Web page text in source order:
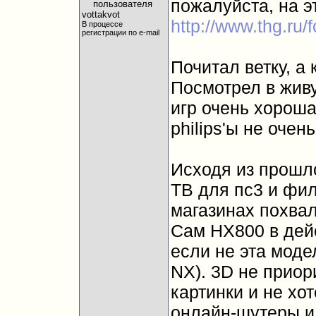
В процессе
регистрации по e-mail
пожалуйста, на
http://www.thg.ru/
Почитал ветку, а
Посмотрел в
игр очень
philips'ы не
Исходя из
ТВ для пс3 и
магазинах
Сам HX800 в
если не эта
NX). 3D не
картинки и не